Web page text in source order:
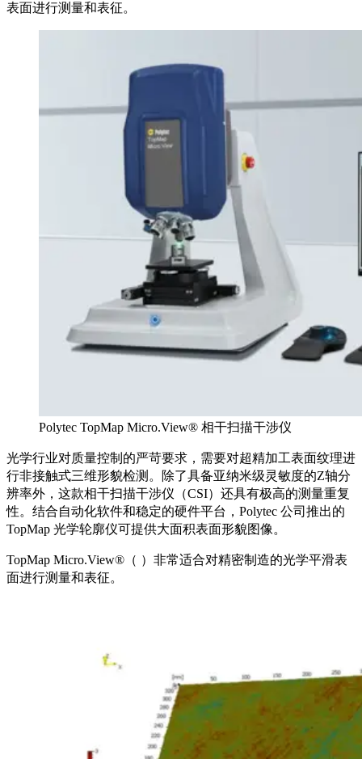
表面进行测量和表征。
Polytec TopMap Micro.View® 相干扫描干涉仪
光学行业对质量控制的严苛要求，需要对超精加工表面纹理进
行非接触式三维形貌检测。除了具备亚纳米级灵敏度的Z轴分
辨率外，这款相干扫描干涉仪（CSI）还具有极高的测量重复
性。结合自动化软件和稳定的硬件平台，Polytec 公司推出的
TopMap 光学轮廓仪可提供大面积表面形貌图像。
TopMap Micro.View®（ ）非常适合对精密制造的光学平滑表
面进行测量和表征。